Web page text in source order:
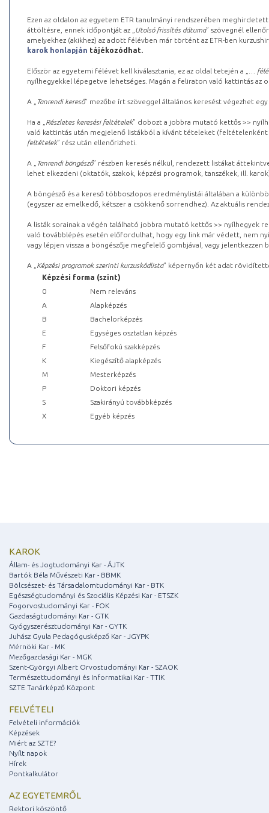
Ezen az oldalon az egyetem ETR tanulmányi rendszerében
áttöltésre, ennek időpontját az „ Utolsó frissítés dátuma” szövegnél
amelyekhez (akikhez) az adott félévben már történt az ETR-ben
karok honlapján tájékozódhat.
Először az egyetemi félévet kell kiválasztania, ez az oldal tetején a „
…
nyílhegyekkel lépegetve lehetséges. Magán a feliraton való kattintás az
A „ Tanrendi kereső” mezőbe írt szöveggel általános keresést végezhet
Ha a „ Részletes keresési feltételek” dobozt a jobbra mutató kettős >>
való kattintás után megjelenő listákból a kívánt tételeket (feltételenként
feltételek” rész után ellenőrizheti.
A „ Tanrendi böngésző” részben keresés nélkül, rendezett listákat
lehet elkezdeni (oktatók, szakok, képzési programok, tanszékek, ill.
A böngésző és a kereső többoszlopos eredménylistái általában a
(egyszer az emelkedő, kétszer a csökkenő sorrendhez). Az aktuális
A listák sorainak a végén található jobbra mutató kettős >> nyílhegyek
való továbblépés esetén előfordulhat, hogy egy link már védett, nem
vagy lépjen vissza a böngészője megfelelő gombjával, vagy
A „ Képzési programok szerinti kurzuskódlista” képernyőn két adat
Képzési forma (szint)
0
Nem releváns
A
Alapképzés
B
Bachelorképzés
E
Egységes osztatlan képzés
F
Felsőfokú szakképzés
K
Kiegészítő alapképzés
M
Mesterképzés
P
Doktori képzés
S
Szakirányú továbbképzés
X
Egyéb képzés
KAROK
Állam- és Jogtudományi Kar - ÁJTK
Bartók Béla Művészeti Kar - BBMK
Bölcsészet- és Társadalomtudományi Kar - BTK
Egészségtudományi és Szociális Képzési Kar - ETSZK
Fogorvostudományi Kar - FOK
Gazdaságtudományi Kar - GTK
Gyógyszerésztudományi Kar - GYTK
Juhász Gyula Pedagógusképző Kar - JGYPK
Mérnöki Kar - MK
Mezőgazdasági Kar - MGK
Szent-Györgyi Albert Orvostudományi Kar - SZAOK
Természettudományi és Informatikai Kar - TTIK
SZTE Tanárképző Központ
FELVÉTELI
Felvételi információk
Képzések
Miért az SZTE?
Nyílt napok
Hírek
Pontkalkulátor
AZ EGYETEMRŐL
Rektori köszöntő